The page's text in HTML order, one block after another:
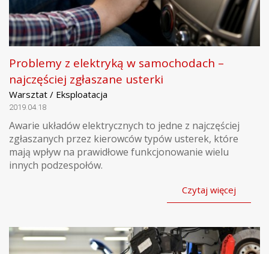
Problemy z elektryką w samochodach –
najczęściej zgłaszane usterki
Warsztat / Eksploatacja
2019.04.18
Awarie układów elektrycznych to jedne z najczęściej
zgłaszanych przez kierowców typów usterek, które
mają wpływ na prawidłowe funkcjonowanie wielu
innych podzespołów.
Czytaj więcej